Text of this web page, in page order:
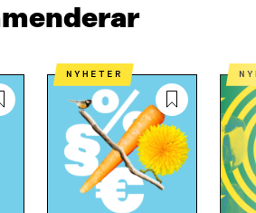
A
E
T
T
A
S
T
T
N
Y
T
T
F
N
NYHETER